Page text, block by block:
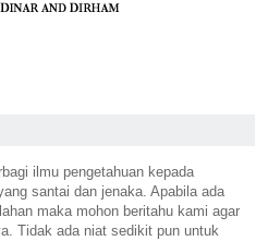
ilmu pengetahuan kepada
santai dan jenaka. Apabila ada
maka mohon beritahu kami agar
Tidak ada niat sedikit pun untuk